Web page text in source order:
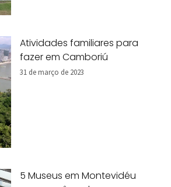
Atividades familiares para
fazer em Camboriú
31 de março de 2023
5 Museus em Montevidéu